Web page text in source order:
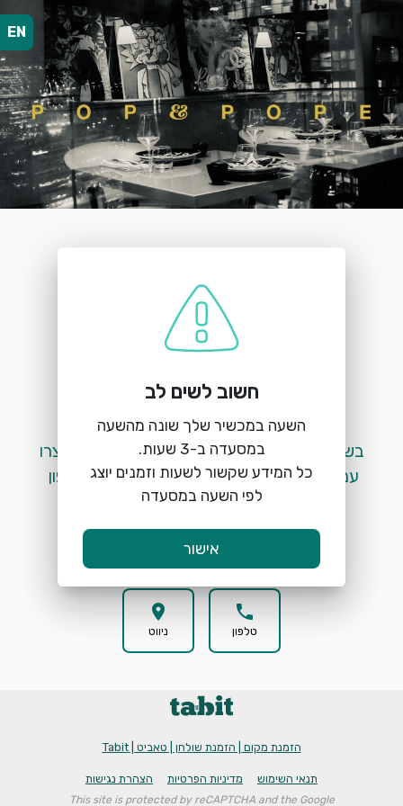
הזמנת מקום
Pop & Pope
המופיע למטה.
phone
טלפון
location_on
ניווט
EN
הזמנת מקום | הזמנת שולחן | טאביט | Tabit
תנאי השימוש מדיניות הפרטיות הצהרת נגישות
This site is protected by reCAPTCHA and the Google
חשוב לשים לב
השעה במכשיר שלך שונה מהשעה
כל המידע שקשור לשעות וזמנים יוצג
לפי השעה במסעדה
אישור